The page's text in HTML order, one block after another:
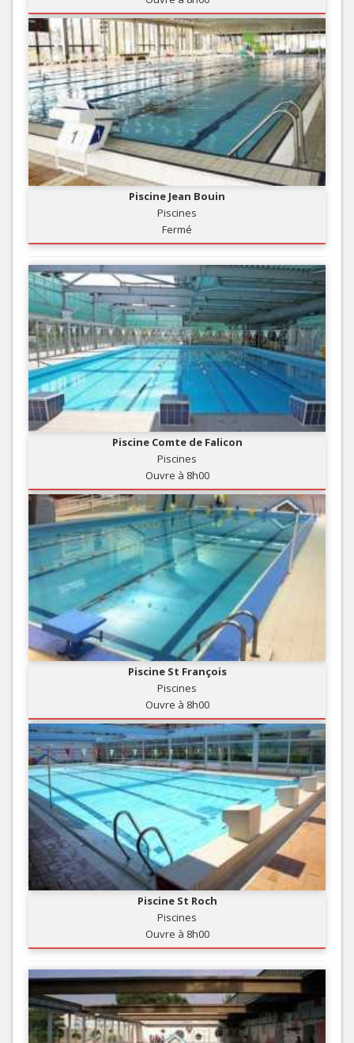
Piscine Jean Bouin
Piscines
Fermé
Piscine Comte de Falicon
Piscines
Ouvre à 8h00
Piscine St François
Piscines
Ouvre à 8h00
Piscine St Roch
Piscines
Ouvre à 8h00